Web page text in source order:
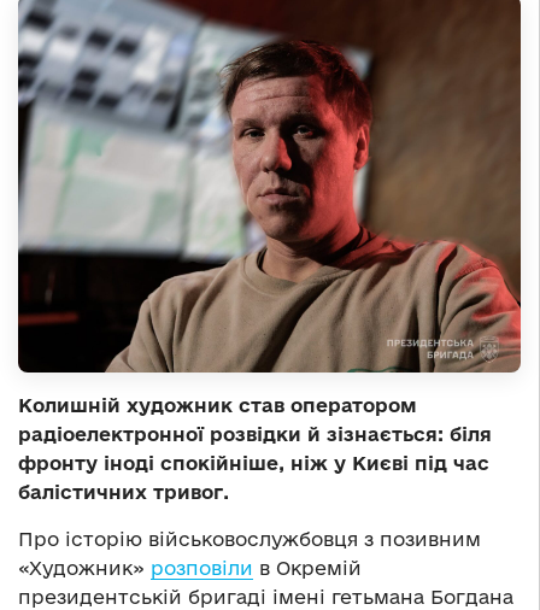
Колишній художник став оператором
радіоелектронної розвідки й зізнається: біля
фронту іноді спокійніше, ніж у Києві під час
балістичних тривог.
Про історію військовослужбовця з позивним
«Художник» розповіли в Окремій
президентській бригаді імені гетьмана Богдана